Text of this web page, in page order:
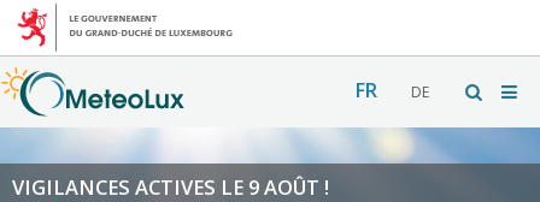
FR DE
VIGILANCES ACTIVES LE 9 AOÛT !